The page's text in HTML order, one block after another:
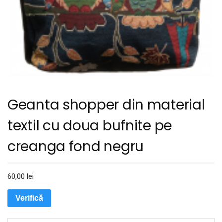
Geanta shopper din material
textil cu doua bufnite pe
creanga fond negru
60,00 lei
Verifică